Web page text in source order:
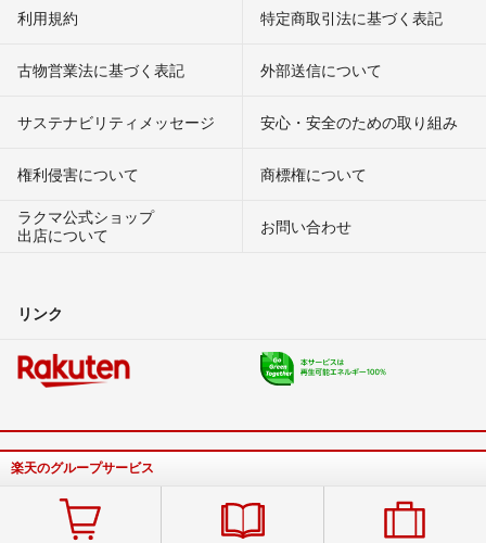
利用規約 特定商取引法に基づく表記
古物営業法に基づく表記 外部送信について
サステナビリティメッセージ 安心・安全のための取り組み
権利侵害について
商標権について
ラクマ公式ショップ
出店について
お問い合わせ
リンク
楽天のグループサービス